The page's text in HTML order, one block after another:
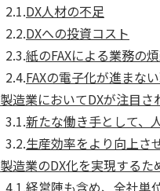
2.1.DX人材の不足
2.2.DXへの投資コスト
2.3.紙のFAXによる業務の
2.4.FAXの電子化が進まな
製造業においてDXが注目さ
3.1.新たな働き手として、
3.2.生産効率をより向上さ
製造業のDX化を実現するた
4.1.経営陣も含め、全社単